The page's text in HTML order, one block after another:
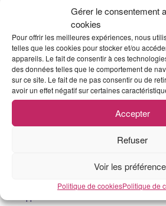
Gérer le consentement
cookies
Pour offrir les meilleures expériences, nous
telles que les cookies pour stocker et/ou
appareils. Le fait de consentir à ces
des données telles que le comportement de
sur ce site. Le fait de ne pas consentir ou de
avoir un effet négatif sur certaines
Accepter
Refuser
Voir les
Politique de cookiesPolitique de
TOP 3 des meilleurs formations DJ
Formation DJ « La méthode Jedi »
Formation MAO : « La méthode
Livre « Apprendre à mixer »
Rejoins le Dancefloor
Actualités DJ